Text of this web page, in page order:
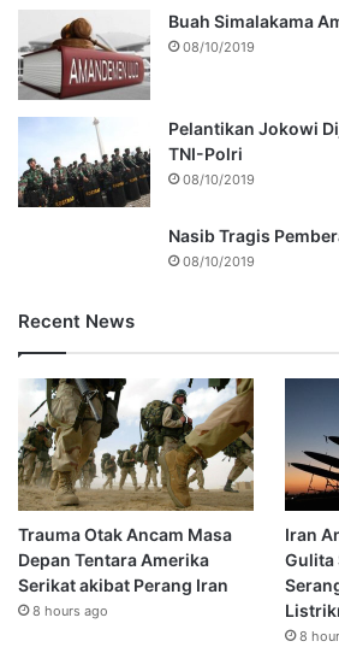
Buah Simalakama
08/10/2019
Pelantikan Jokowi
TNI-Polri
08/10/2019
Nasib Tragis
08/10/2019
Recent News
Trauma Otak Ancam Masa
Depan Tentara Amerika
Serikat akibat Perang Iran
8 hours ago
Iran
Gulita
8